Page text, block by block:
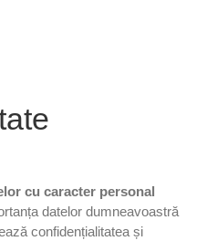
cu caracter personal
datelor dumneavoastră
confidențialitatea și